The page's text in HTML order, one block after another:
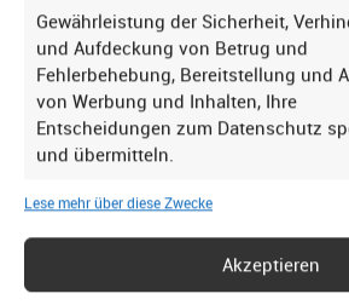
Gewährleistung der Sicherheit,
und Aufdeckung von Betrug und
Fehlerbehebung, Bereitstellung und
von Werbung und Inhalten, Ihre
Entscheidungen zum Datenschutz
und übermitteln.
Lese mehr über diese Zwecke
Akzeptieren
420
E-Mail: info@tls-
Ihre Vorteile
im Überblick
Offizieller Spezialist für VELUX-